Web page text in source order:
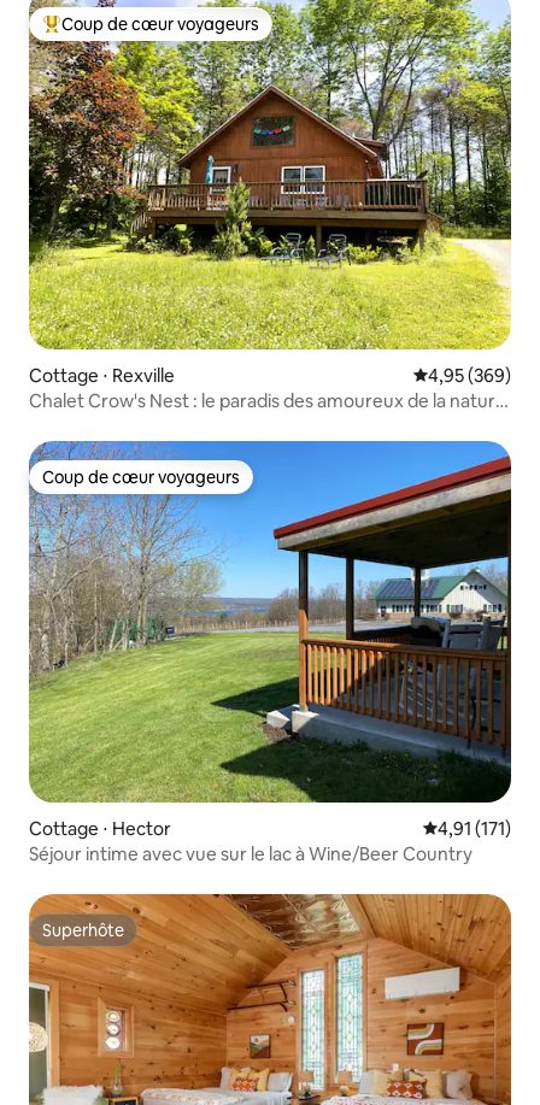
Coups de cœur voyageurs les plus appréciés
Coup de cœur voyageurs
Cottage ⋅ Rexville Évaluation
4,95 (369)
Chalet Crow's Nest : le paradis des amoureux de la nature
Coup de cœur voyageurs
Coup de cœur voyageurs
Cottage ⋅ Hector Évaluation
4,91 (171)
Séjour intime avec vue sur le lac à Wine/Beer Country
Superhôte
Superhôte